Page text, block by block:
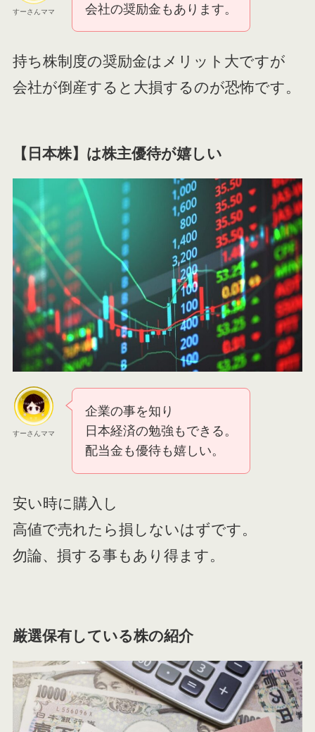
すーさんママ
会社の奨励金もあります。
持ち株制度の奨励金はメリット大ですが
会社が倒産すると大損するのが恐怖です。
【日本株】は株主優待が嬉しい
すーさんママ
企業の事を知り
日本経済の勉強もできる。
配当金も優待も嬉しい。
安い時に購入し
高値で売れたら損しないはずです。
勿論、損する事もあり得ます。
厳選保有している株の紹介